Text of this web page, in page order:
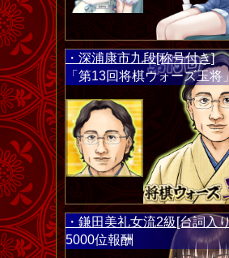
・深浦康市九段[称号付き]
「第13回将棋ウォーズ玉将
・鎌田美礼女流2級[台詞入
5000位報酬